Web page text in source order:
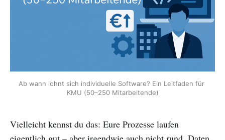
Ab wann lohnt sich individuelle Software? Ein Leitfaden für
KMU (50–250 Mitarbeitende)
Vielleicht kennst du das: Eure Prozesse laufen